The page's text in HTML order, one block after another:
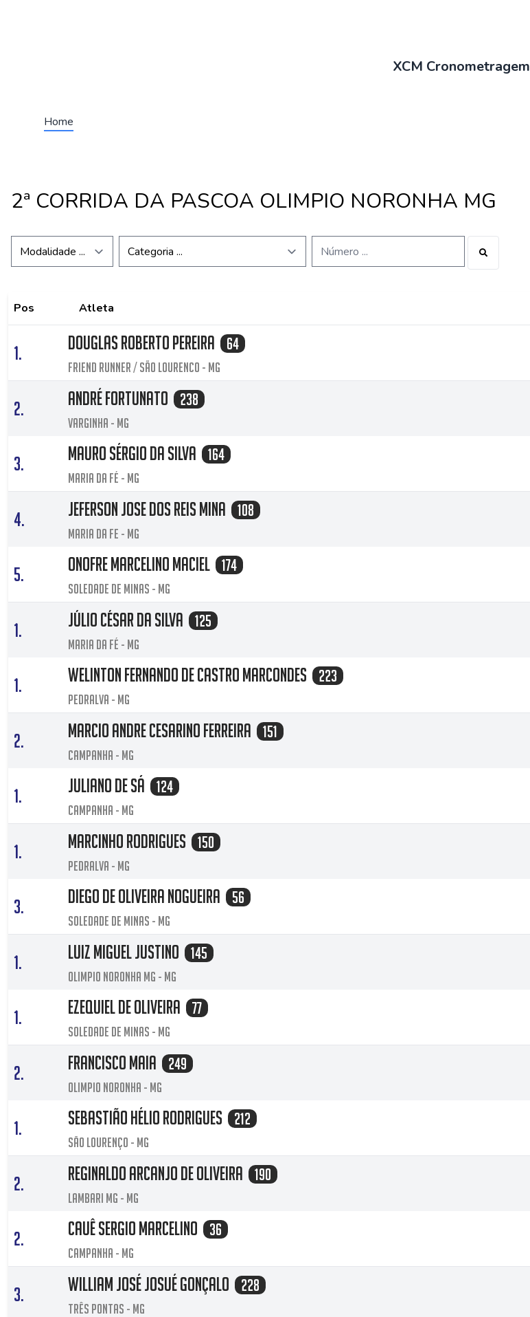
XCM Cronometragem
Home
2ª CORRIDA DA PASCOA OLIMPIO NORONHA MG
Pos Atleta
1. DOUGLAS ROBERTO PEREIRA 64
FRIEND RUNNER / SÃO LOURENCO - MG
2. André Fortunato 238
Varginha - MG
3. Mauro Sérgio da Silva 164
Maria da fé - MG
4. Jeferson jose dos reis mina 108
Maria da fe - MG
5. Onofre Marcelino Maciel 174
Soledade de Minas - MG
1. JÚLIO CÉSAR DA SILVA 125
Maria da Fé - MG
1. Welinton fernando de castro marcondes 223
Pedralva - MG
2. Marcio Andre Cesarino Ferreira 151
Campanha - MG
1. juliano de Sá 124
campanha - MG
1. Marcinho Rodrigues 150
Pedralva - MG
3. Diego de oliveira nogueira 56
Soledade de minas - MG
1. Luiz Miguel Justino 145
OLIMPIO NORONHA MG - MG
1. Ezequiel de oliveira 77
Soledade de minas - MG
2. FRANCISCO MAIA 249
OLIMPIO NORONHA - MG
1. Sebastião Hélio Rodrigues 212
São Lourenço - MG
2. Reginaldo arcanjo de Oliveira 190
Lambari MG - MG
2. CAUÊ SERGIO MARCELINO 36
CAMPANHA - MG
3. William José Josué Gonçalo 228
Três Pontas - MG